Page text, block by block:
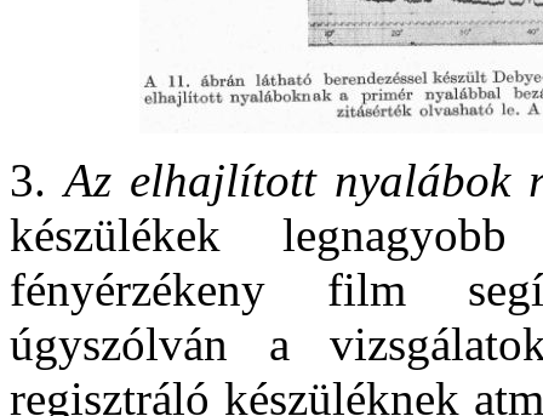
3.Az elhajlított nyalábok
készülékek
fényérzékeny film
úgyszólván a
regisztráló készüléknek